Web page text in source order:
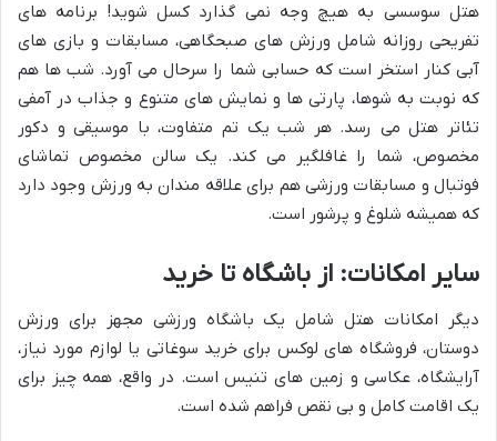
هتل سوسسی به هیچ وجه نمی گذارد کسل شوید! برنامه های
تفریحی روزانه شامل ورزش های صبحگاهی، مسابقات و بازی های
آبی کنار استخر است که حسابی شما را سرحال می آورد. شب ها هم
که نوبت به شوها، پارتی ها و نمایش های متنوع و جذاب در آمفی
تئاتر هتل می رسد. هر شب یک تم متفاوت، با موسیقی و دکور
مخصوص، شما را غافلگیر می کند. یک سالن مخصوص تماشای
فوتبال و مسابقات ورزشی هم برای علاقه مندان به ورزش وجود دارد
که همیشه شلوغ و پرشور است.
سایر امکانات: از باشگاه تا خرید
دیگر امکانات هتل شامل یک باشگاه ورزشی مجهز برای ورزش
دوستان، فروشگاه های لوکس برای خرید سوغاتی یا لوازم مورد نیاز،
آرایشگاه، عکاسی و زمین های تنیس است. در واقع، همه چیز برای
یک اقامت کامل و بی نقص فراهم شده است.